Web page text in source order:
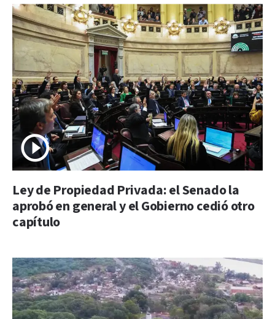
Ley de Propiedad Privada: el Senado la
aprobó en general y el Gobierno cedió otro
capítulo